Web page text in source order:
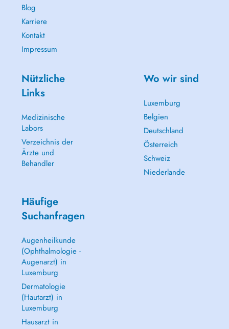
Blog
Karriere
Kontakt
Impressum
Nützliche
Links
Medizinische
Labors
Verzeichnis der
Ärzte und
Behandler
Wo wir sind
Luxemburg
Belgien
Deutschland
Österreich
Schweiz
Niederlande
Häufige
Suchanfragen
Augenheilkunde
(Ophthalmologie -
Augenarzt) in
Luxemburg
Dermatologie
(Hautarzt) in
Luxemburg
Hausarzt in